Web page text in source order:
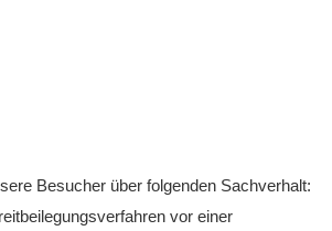
Besucher über folgenden Sachverhalt:
vor einer